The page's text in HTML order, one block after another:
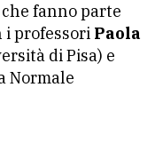
che fanno parte
i professori Paola
di Pisa) e
Normale